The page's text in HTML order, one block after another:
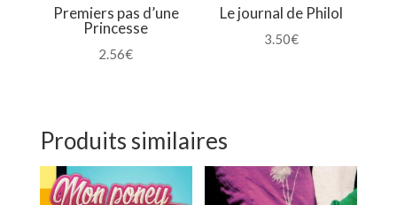
Premiers pas d’une
Princesse
2.56€
Le journal de Philol
3.50€
Produits similaires